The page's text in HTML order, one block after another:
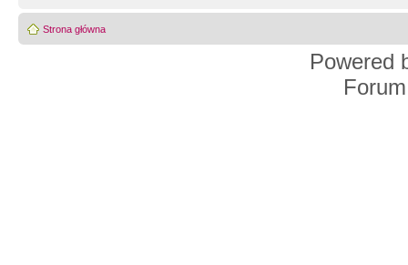
Strona główna
Powered